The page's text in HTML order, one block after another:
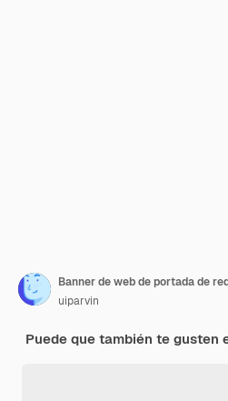
uiparvin
Puede que también te gusten